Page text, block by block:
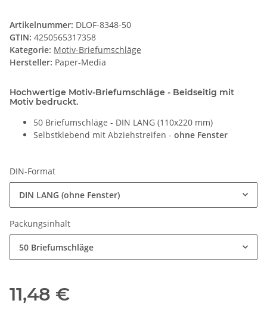
Artikelnummer: DLOF-8348-50
GTIN: 4250565317358
Kategorie: Motiv-Briefumschläge
Hersteller: Paper-Media
Hochwertige Motiv-Briefumschläge - Beidseitig mit
Motiv bedruckt.
50 Briefumschläge - DIN LANG (110x220 mm)
Selbstklebend mit Abziehstreifen - ohne Fenster
DIN-Format
DIN LANG (ohne Fenster)
Packungsinhalt
50 Briefumschläge
11,48 €